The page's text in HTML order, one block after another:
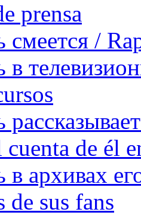
prensa
смеется /
в
cuenta de él
в архивах
de sus fans